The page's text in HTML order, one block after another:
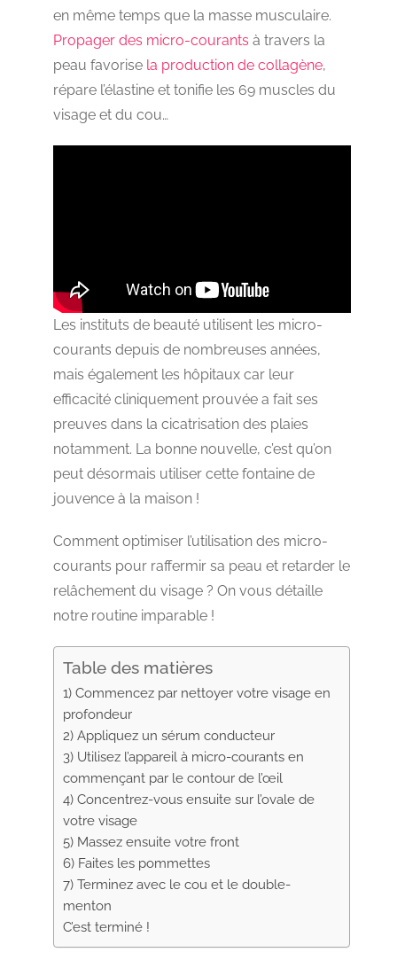
en même temps que la masse musculaire.
Propager des micro-courants à travers la
peau favorise la production de collagène,
répare l’élastine et tonifie les 69 muscles du
visage et du cou…
Les instituts de beauté utilisent les micro-
courants depuis de nombreuses années,
mais également les hôpitaux car leur
efficacité cliniquement prouvée a fait ses
preuves dans la cicatrisation des plaies
notamment. La bonne nouvelle, c’est qu’on
peut désormais utiliser cette fontaine de
jouvence à la maison !
Comment optimiser l’utilisation des micro-
courants pour raffermir sa peau et retarder le
relâchement du visage ? On vous détaille
notre routine imparable !
Table des matières
1) Commencez par nettoyer votre visage en
profondeur
2) Appliquez un sérum conducteur
3) Utilisez l’appareil à micro-courants en
commençant par le contour de l’œil
4) Concentrez-vous ensuite sur l’ovale de
votre visage
5) Massez ensuite votre front
6) Faites les pommettes
7) Terminez avec le cou et le double-
menton
C’est terminé !